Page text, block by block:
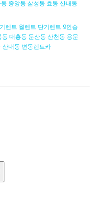
중앙동 삼성동 효동 산내동
렌트 월렌트 단기렌트 9인승
대흥동 둔산동 산천동 용문
산내동 변동렌트카